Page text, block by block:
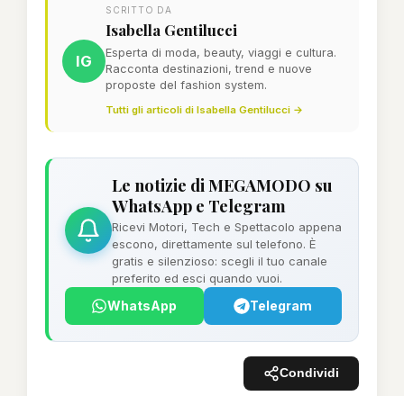
IG
SCRITTO DA
Isabella Gentilucci
Esperta di moda, beauty, viaggi e cultura.
Racconta destinazioni, trend e nuove
proposte del fashion system.
Tutti gli articoli di Isabella Gentilucci →
Le notizie di MEGAMODO su
WhatsApp e Telegram
Ricevi Motori, Tech e Spettacolo appena
escono, direttamente sul telefono. È
gratis e silenzioso: scegli il tuo canale
preferito ed esci quando vuoi.
WhatsApp Telegram
Condividi